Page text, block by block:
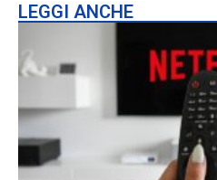
LEGGI ANCHE